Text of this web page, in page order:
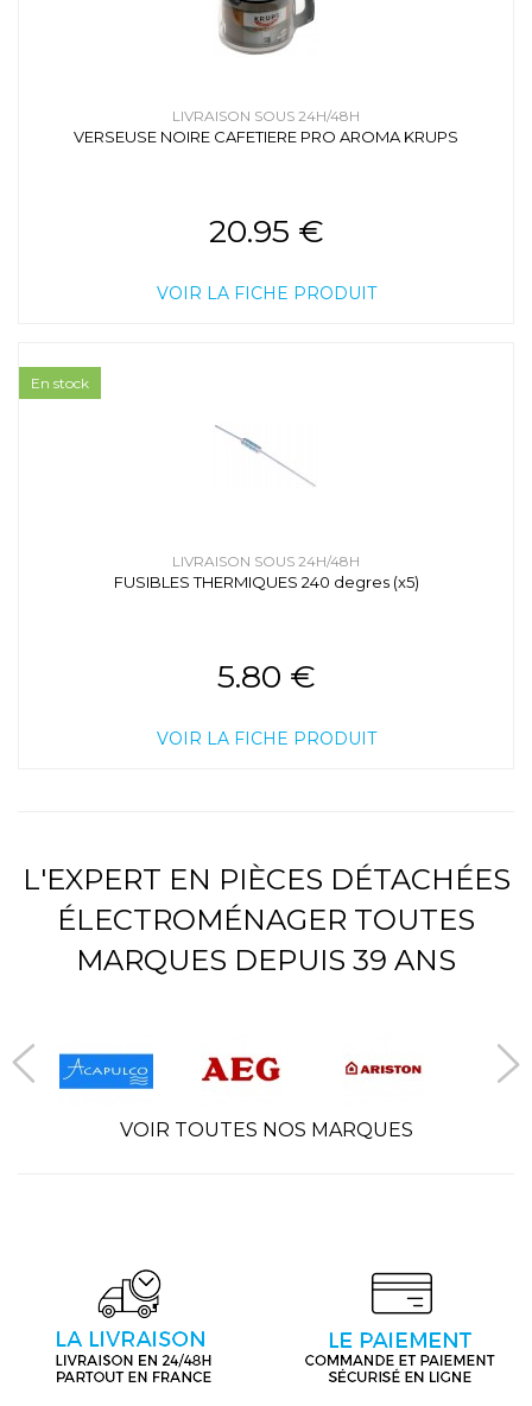
LIVRAISON SOUS 24H/48H
VERSEUSE NOIRE CAFETIERE PRO AROMA KRUPS
20.95 €
VOIR LA FICHE PRODUIT
LIVRAISON SOUS 24H/48H
FUSIBLES THERMIQUES 240 degres (x5)
5.80 €
VOIR LA FICHE PRODUIT
En stock
L'EXPERT EN PIÈCES DÉTACHÉES
ÉLECTROMÉNAGER TOUTES
MARQUES DEPUIS 39 ANS
VOIR TOUTES NOS MARQUES